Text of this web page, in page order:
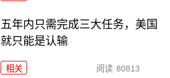
五年内只需完成三大任务，美国
就只能是认输
相关 阅读 80813